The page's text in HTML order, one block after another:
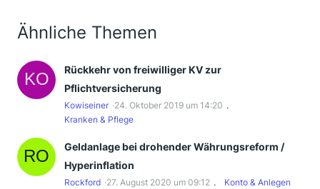
Ähnliche Themen
Rückkehr von freiwilliger KV zur
Pflichtversicherung
Kowiseiner 24. Oktober 2019 um 14:20
Kranken & Pflege
Geldanlage bei drohender Währungsreform /
Hyperinflation
Rockford 27. August 2020 um 09:12 Konto & Anlegen